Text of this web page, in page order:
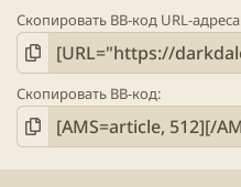
Скопировать BB-код URL-адреса
Скопировать BB-код